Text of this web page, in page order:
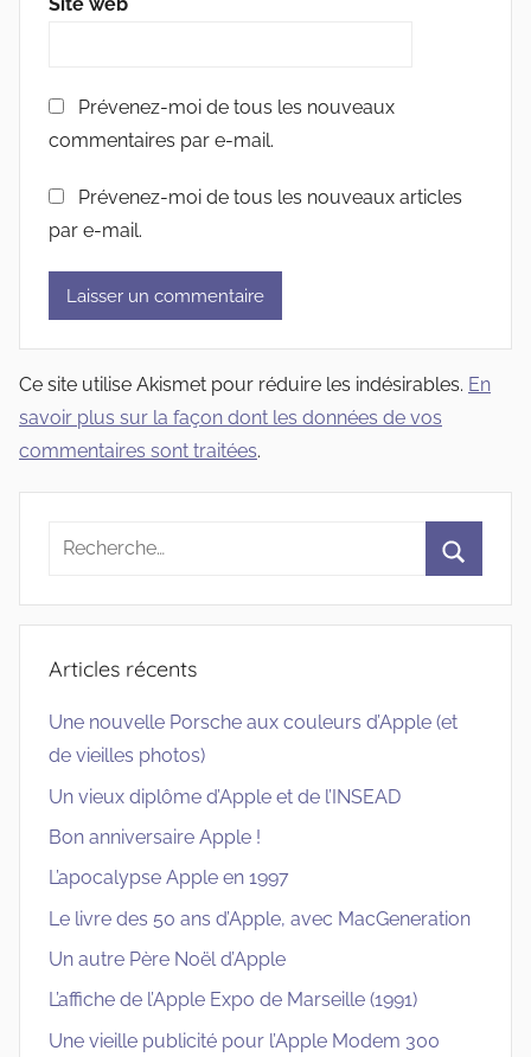
Prévenez-moi de tous les nouveaux
commentaires par e-mail.
Prévenez-moi de tous les nouveaux articles
par e-mail.
Ce site utilise Akismet pour réduire les indésirables. En
savoir plus sur la façon dont les données de vos
commentaires sont traitées.
Recherche
:
Articles récents
Une nouvelle Porsche aux couleurs d’Apple (et
de vieilles photos)
Un vieux diplôme d’Apple et de l’INSEAD
Bon anniversaire Apple !
L’apocalypse Apple en 1997
Le livre des 50 ans d’Apple, avec MacGeneration
Un autre Père Noël d’Apple
L’affiche de l’Apple Expo de Marseille (1991)
Une vieille publicité pour l’Apple Modem 300